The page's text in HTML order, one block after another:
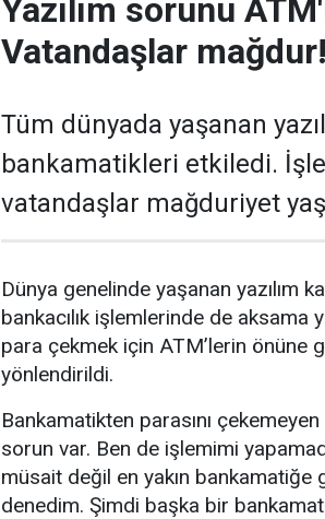
Yazılım sorunu
Vatandaşlar mağdur!
Tüm dünyada yaşanan
bankamatikleri etkiledi.
vatandaşlar mağduriyet
Dünya genelinde yaşanan yazılım
bankacılık işlemlerinde de aksama
para çekmek için ATM’lerin önüne
yönlendirildi.
Bankamatikten parasını
sorun var. Ben de işlemimi
müsait değil en yakın
denedim. Şimdi başka bir